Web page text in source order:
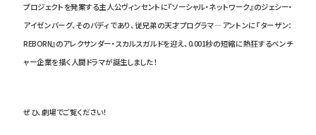
プロジェクトを発案する主人公ヴィンセントに『ソーシャル・ネットワーク』のジェシー・
アイゼンバーグ、そのバディであり、従兄弟の天才プログラマ―アントンに『ターザン：
REBORN』のアレクサンダー・スカルスガルドを迎え、0.001秒の短縮に熱狂するベンチ
ャー企業を描く人間ドラマが誕生しました！
ぜひ、劇場でご覧ください！